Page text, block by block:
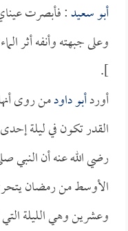
أبو سعيد: فأبصرت
وعلى جبهته وأنفه أثر
].
أوردأبو داودمن روى
القدر تكون في ليلة
رضي الله عنه أن النبي
الأوسط من رمضان
وعشرين وهي الليلة